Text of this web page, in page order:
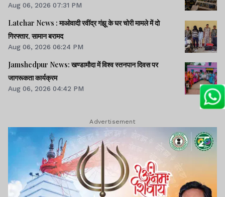
Aug 06, 2026 07:31 PM
Latehar News : माओवादी रवींद्र गंझू के घर चोरी मामले में दो
गिरफ्तार, सामान बरामद
Aug 06, 2026 06:24 PM
Jamshedpur News: खण्डामौदा में विश्व स्तनपान दिवस पर
जागरूकता कार्यक्रम
Aug 06, 2026 04:42 PM
Advertisement